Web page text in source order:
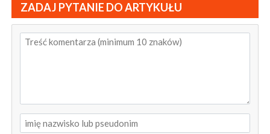
ZADAJ PYTANIE DO ARTYKUŁU